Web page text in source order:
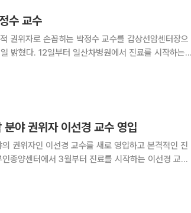
수 교수
권위자로 손꼽히는 박정수 교수를 갑상선암센터장으
밝혔다. 12일부터 일산차병원에서 진료를 시작하는
연세대학교 외과학교실 주임교수,
야 권위자 이선경 교수 영입
권위자인 이선경 교수를 새로 영입하고 본격적인 진
종양센터에서 3월부터 진료를 시작하는 이선경 교수
무했으며, 강동경희대병원 산부인